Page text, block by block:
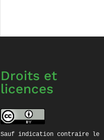
Droits et
licences
Sauf indication contraire le